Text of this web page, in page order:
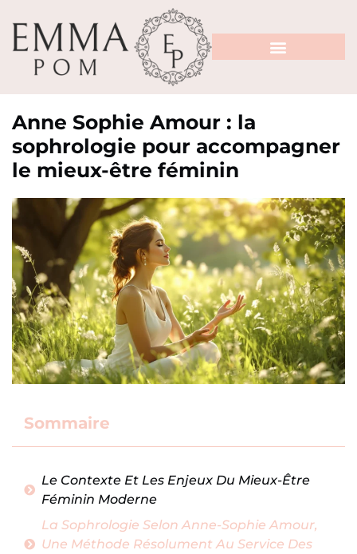
Anne Sophie Amour : la
sophrologie pour accompagner
le mieux-être féminin
Sommaire
Le Contexte Et Les Enjeux Du Mieux-Être
Féminin Moderne
La Sophrologie Selon Anne-Sophie Amour,
Une Méthode Résolument Au Service Des